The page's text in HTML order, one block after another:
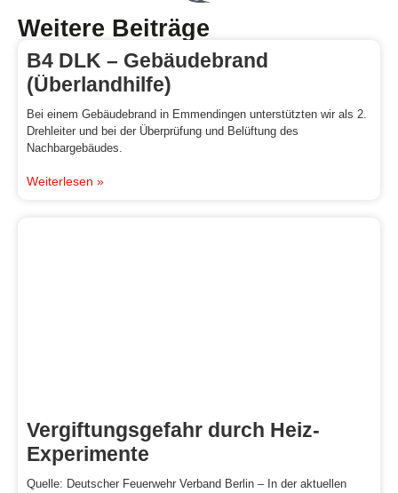
Weitere Beiträge
B4 DLK – Gebäudebrand
(Überlandhilfe)
Bei einem Gebäudebrand in Emmendingen unterstützten wir als 2.
Drehleiter und bei der Überprüfung und Belüftung des
Nachbargebäudes.
Weiterlesen »
Vergiftungsgefahr durch Heiz-
Experimente
Quelle: Deutscher Feuerwehr Verband Berlin – In der aktuellen